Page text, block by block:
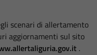
scenari di allertamento
aggiornamenti sul sito
.